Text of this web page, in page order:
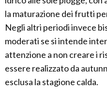
la maturazione dei frutti
Negli altri periodi invece
moderati se si intende
attenzione a non creare i
essere realizzato da
esclusa la stagione calda.